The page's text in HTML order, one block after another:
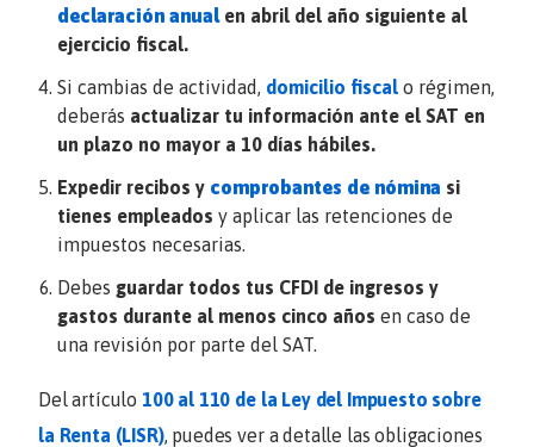
declaración anualen abril del año siguiente al
ejercicio fiscal.
Si cambias de actividad, domicilio fiscal o régimen,
deberás actualizar tu información ante el SAT en
un plazo no mayor a 10 días hábiles.
Expedir recibos y comprobantes de nómina si
tienes empleados y aplicar las retenciones de
impuestos necesarias.
Debes guardar todos tus CFDI de ingresos y
gastos durante al menos cinco años en caso de
una revisión por parte del SAT.
Del artículo 100 al 110 de la Ley del Impuesto sobre
la Renta (LISR), puedes ver a detalle las obligaciones